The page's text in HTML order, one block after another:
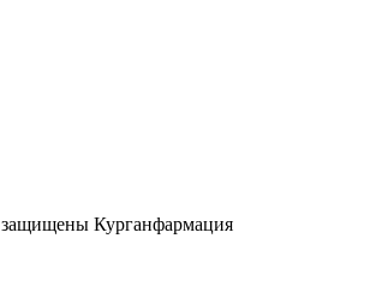
Курганфармация